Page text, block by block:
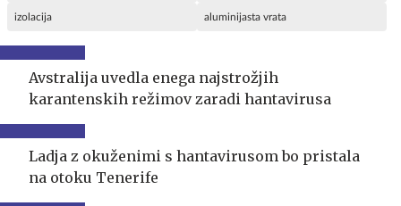
izolacija aluminijasta vrata
Avstralija uvedla enega najstrožjih
karantenskih režimov zaradi hantavirusa
Ladja z okuženimi s hantavirusom bo pristala
na otoku Tenerife